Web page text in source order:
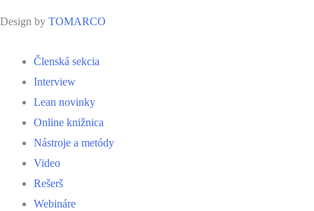
Design by TOMARCO
Členská sekcia
Interview
Lean novinky
Online knižnica
Nástroje a metódy
Video
Rešerš
Webináre